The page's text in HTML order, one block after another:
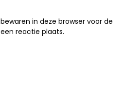
in deze browser voor de
reactie plaats.